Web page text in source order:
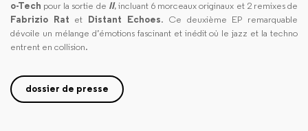
o-Tech pour la sortie de II, incluant 6 morceaux originaux et 2 remixes de
Fabrizio Rat et Distant Echoes. Ce deuxième EP remarquable
dévoile un mélange d’émotions fascinant et inédit où le jazz et la techno
entrent en collision.
dossier de presse